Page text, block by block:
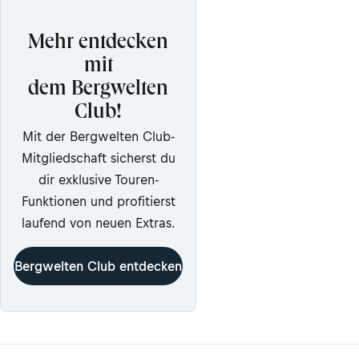
Mehr entdecken
mit
dem Bergwelten
Club!
Mit der Bergwelten Club-
Mitgliedschaft sicherst du
dir exklusive Touren-
Funktionen und profitierst
laufend von neuen Extras.
Bergwelten Club entdecken